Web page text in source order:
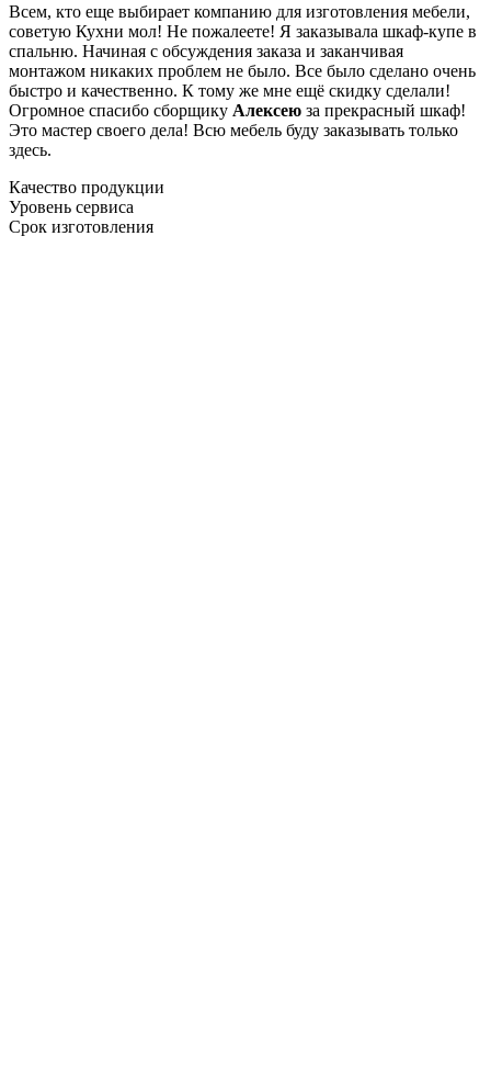
Всем, кто еще выбирает компанию для изготовления мебели,
советую Кухни мол! Не пожалеете! Я заказывала шкаф-купе в
спальню. Начиная с обсуждения заказа и заканчивая
монтажом никаких проблем не было. Все было сделано очень
быстро и качественно. К тому же мне ещё скидку сделали!
Огромное спасибо сборщику Алексею за прекрасный шкаф!
Это мастер своего дела! Всю мебель буду заказывать только
здесь.
Качество продукции
Уровень сервиса
Срок изготовления